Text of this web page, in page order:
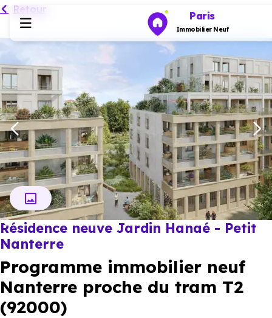
Paris
Immobilier Neuf
Programmes neufs
Habiter
Investir
Actualités
Ressources
Financer
Retour
Résidence neuve Jardin Hanaé - Petit
Nanterre
Programme immobilier neuf
Nanterre proche du tram T2
(92000)